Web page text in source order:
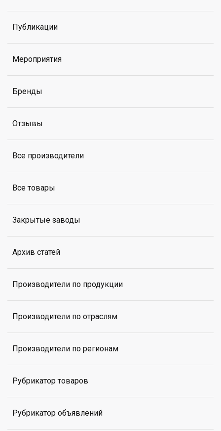
Публикации
Мероприятия
Бренды
Отзывы
Все производители
Все товары
Закрытые заводы
Архив статей
Производители по продукции
Производители по отраслям
Производители по регионам
Рубрикатор товаров
Рубрикатор объявлений